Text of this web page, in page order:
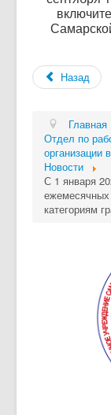
Назад
Главная
Отдел по
организации
Новости
С 1 января
категориям